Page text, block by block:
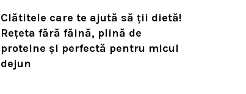
Clătitele care te ajută să ții dietă!
Rețeta fără făină, plină de
proteine și perfectă pentru micul
dejun